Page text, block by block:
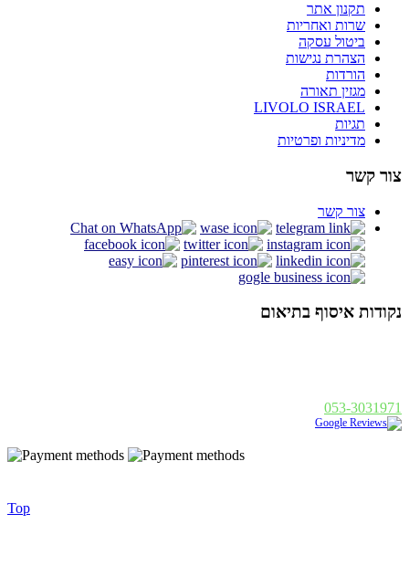
תקנון אתר
שרות ואחריות
ביטול עסקה
הצהרת נגישות
הורדות
מגזין תאורה
LIVOLO ISRAEL
תגיות
מדיניות ופרטיות
צור קשר
צור קשר
נקודות איסוף בתיאום
053-3031971
Top